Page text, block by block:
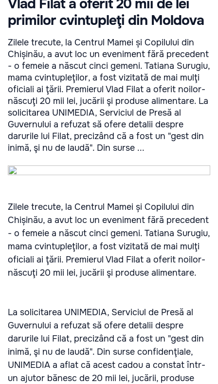
Vlad Filat a oferit 20 mii de lei
primilor cvintupleţi din Moldova
Zilele trecute, la Centrul Mamei și Copilului din
Chișinău, a avut loc un eveniment fără precedent
- o femeie a născut cinci gemeni. Tatiana Surugiu,
mama cvintupleţilor, a fost vizitată de mai mulţi
oficiali ai ţării. Premierul Vlad Filat a oferit noilor-
născuţi 20 mii lei, jucării şi produse alimentare. La
solicitarea UNIMEDIA, Serviciul de Presă al
Guvernului a refuzat să ofere detalii despre
darurile lui Filat, precizând că a fost un "gest din
inimă, şi nu de laudă". Din surse ...
Zilele trecute, la Centrul Mamei și Copilului din
Chișinău, a avut loc un eveniment fără precedent
- o femeie a născut cinci gemeni. Tatiana Surugiu,
mama cvintupleţilor, a fost vizitată de mai mulţi
oficiali ai ţării. Premierul Vlad Filat a oferit noilor-
născuţi 20 mii lei, jucării şi produse alimentare.
La solicitarea UNIMEDIA, Serviciul de Presă al
Guvernului a refuzat să ofere detalii despre
darurile lui Filat, precizând că a fost un "gest din
inimă, şi nu de laudă". Din surse confidenţiale,
UNIMEDIA a aflat că acest cadou a constat într-
un ajutor bănesc de 20 mii lei, jucării, produse